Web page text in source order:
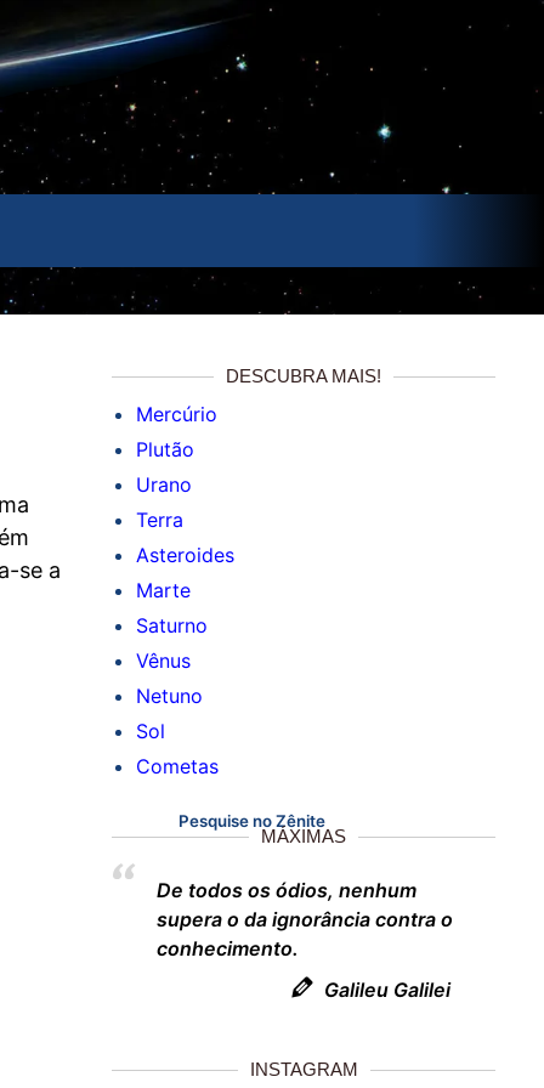
se a
DESCUBRA MAIS!
Mercúrio
Plutão
Urano
Terra
Asteroides
Marte
Saturno
Vênus
Netuno
Sol
Cometas
Pesquise no Zênite
MÁXIMAS
De todos os ódios, nenhum
supera o da ignorância contra o
conhecimento.
Galileu Galilei
INSTAGRAM